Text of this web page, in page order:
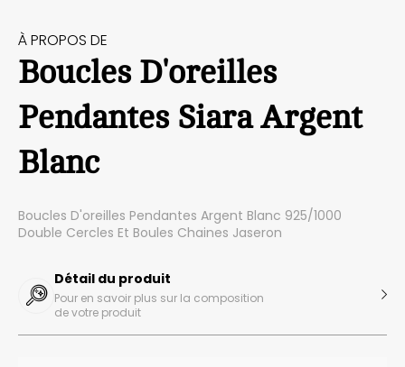
À PROPOS DE
Boucles D'oreilles
Pendantes Siara Argent
Blanc
Boucles D'oreilles Pendantes Argent Blanc 925/1000
Double Cercles Et Boules Chaines Jaseron
Détail du produit
Pour en savoir plus sur la composition
de votre produit